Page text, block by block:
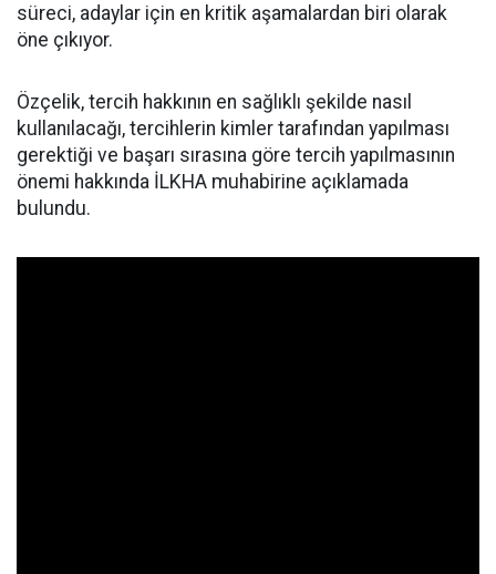
süreci, adaylar için en kritik aşamalardan biri olarak
öne çıkıyor.
Özçelik, tercih hakkının en sağlıklı şekilde nasıl
kullanılacağı, tercihlerin kimler tarafından yapılması
gerektiği ve başarı sırasına göre tercih yapılmasının
önemi hakkında İLKHA muhabirine açıklamada
bulundu.